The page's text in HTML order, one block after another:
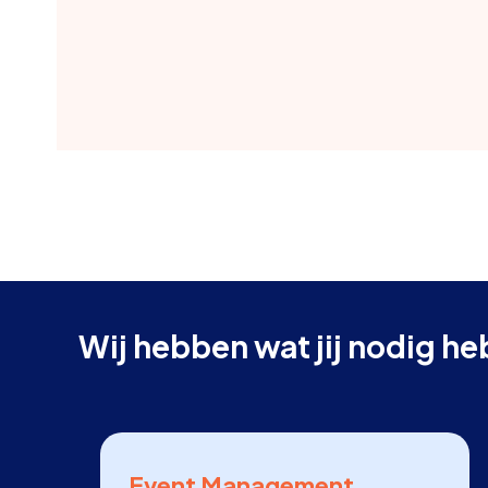
Wij hebben wat jij nodig